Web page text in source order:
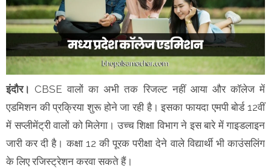
इंदौर।CBSE वालों का अभी तक रिजल्ट नहीं आया और कॉलेज में
एडमिशन की प्रक्रिया शुरू होने जा रही है। इसका फायदा एमपी बोर्ड 12वीं
में सप्लीमेंट्री वालों को मिलेगा। उच्च शिक्षा विभाग ने इस बारे में गाइडलाइन
जारी कर दी है। कक्षा 12 की पूरक परीक्षा देने वाले विद्यार्थी भी काउंसलिंग
के लिए रजिस्ट्रेशन करवा सकते हैं।